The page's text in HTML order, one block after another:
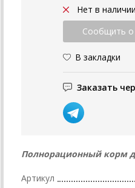
Нет в наличии
В закладки
Заказать
Полнорационный корм
Артикул